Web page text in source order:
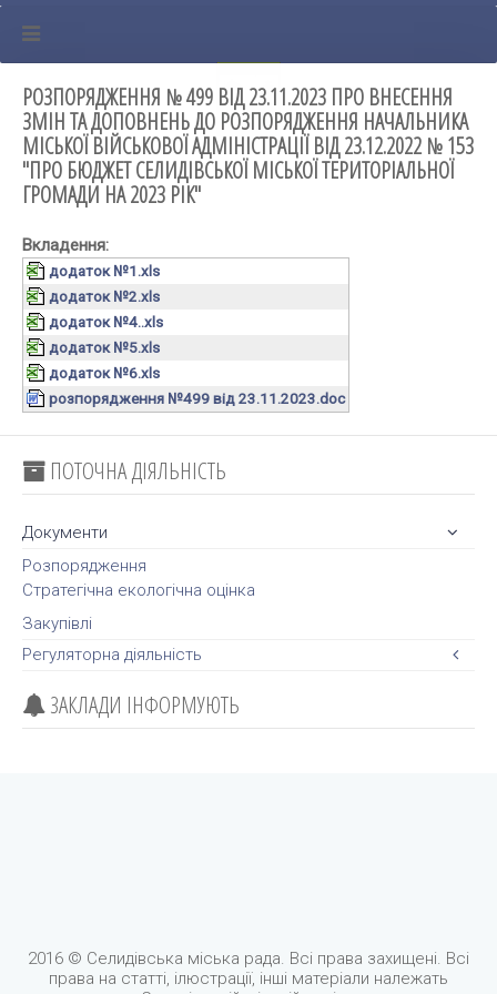
РОЗПОРЯДЖЕННЯ № 499 ВІД 23.11.2023 ПРО ВНЕСЕННЯ
ЗМІН ТА ДОПОВНЕНЬ ДО РОЗПОРЯДЖЕННЯ НАЧАЛЬНИКА
МІСЬКОЇ ВІЙСЬКОВОЇ АДМІНІСТРАЦІЇ ВІД 23.12.2022 № 153
"ПРО БЮДЖЕТ СЕЛИДІВСЬКОЇ МІСЬКОЇ ТЕРИТОРІАЛЬНОЇ
ГРОМАДИ НА 2023 РІК"
Вкладення:
додаток №1.xls
додаток №2.xls
додаток №4..xls
додаток №5.xls
додаток №6.xls
розпорядження №499 від 23.11.2023.doc
ПОТОЧНА ДІЯЛЬНІСТЬ
Документи
Розпорядження
Стратегічна екологічна оцінка
Закупівлі
Регуляторна діяльність
ЗАКЛАДИ ІНФОРМУЮТЬ
2016 © Селидівська міська рада. Всі права захищені. Всі
права на статті, ілюстрації, інші матеріали належать